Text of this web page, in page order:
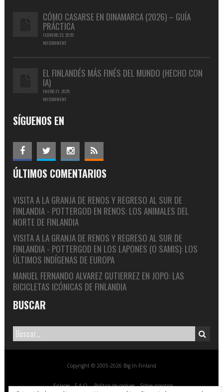
CÓMO CASARSE EN DINAMARCA (2026) – GUÍA
PRÁCTICA
FEBRERO 23, 2025
NO COMMENT
EL FINLANDÉS MÁS FINÉS DEL MUNDO (HECHO CON
IA)
ENERO 21, 2025
NO COMMENT
SÍGUENOS EN
ÚLTIMOS COMENTARIOS
VISITA A LA GRANJA DE RENOS Y REGRESO AL SUR DE
FINLANDIA - POTTERGOD EN RENOS: LOS ANIMALES DEL
NORTE DE FINLANDIA
VISITA A LA GRANJA DE RENOS Y REGRESO AL SUR DE
FINLANDIA - POTTERGOD EN LOS LAPONES (O SAMIS): LOS
ÚLTIMOS INDÍGENAS DE EUROPA
MANUEL FERNANDO ALVAREZ GUTIERREZ EN JOPO: LAS
BICICLETAS ICÓNICAS DE FINLANDIA
BUSCAR
Copyright © 2005-2026 Big In Finland
Enlaces F.A.Q. Política de cookies Sobre nosotros